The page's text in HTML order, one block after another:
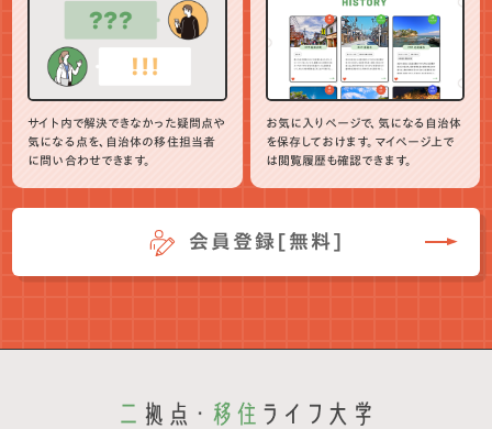
サイト内で解決できなかった疑問点や
気になる点を、自治体の移住担当者
に問い合わせできます。
お気に入りページで、気になる自治体
を保存しておけます。マイページ上で
は閲覧履歴も確認できます。
会員登録[無料]